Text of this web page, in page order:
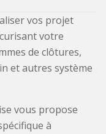
vos projet
votre
de clôtures,
et autres système
vous propose
à